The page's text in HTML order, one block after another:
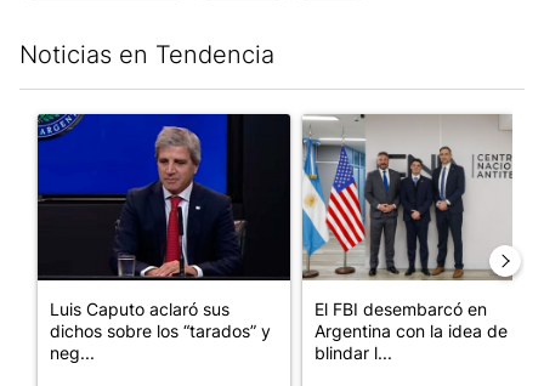
Noticias en Tendencia
Un artículo de tendencia con el título "Luis Caputo aclaró sus
Luis Caputo aclaró sus
dichos sobre los “tarados” y
neg...
Un artículo de tendencia con
El FBI desembarcó en
Argentina con la idea de
blindar l...